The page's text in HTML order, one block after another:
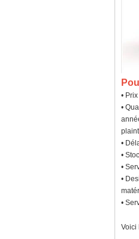
•
•
•
•
•
•
•
Voici